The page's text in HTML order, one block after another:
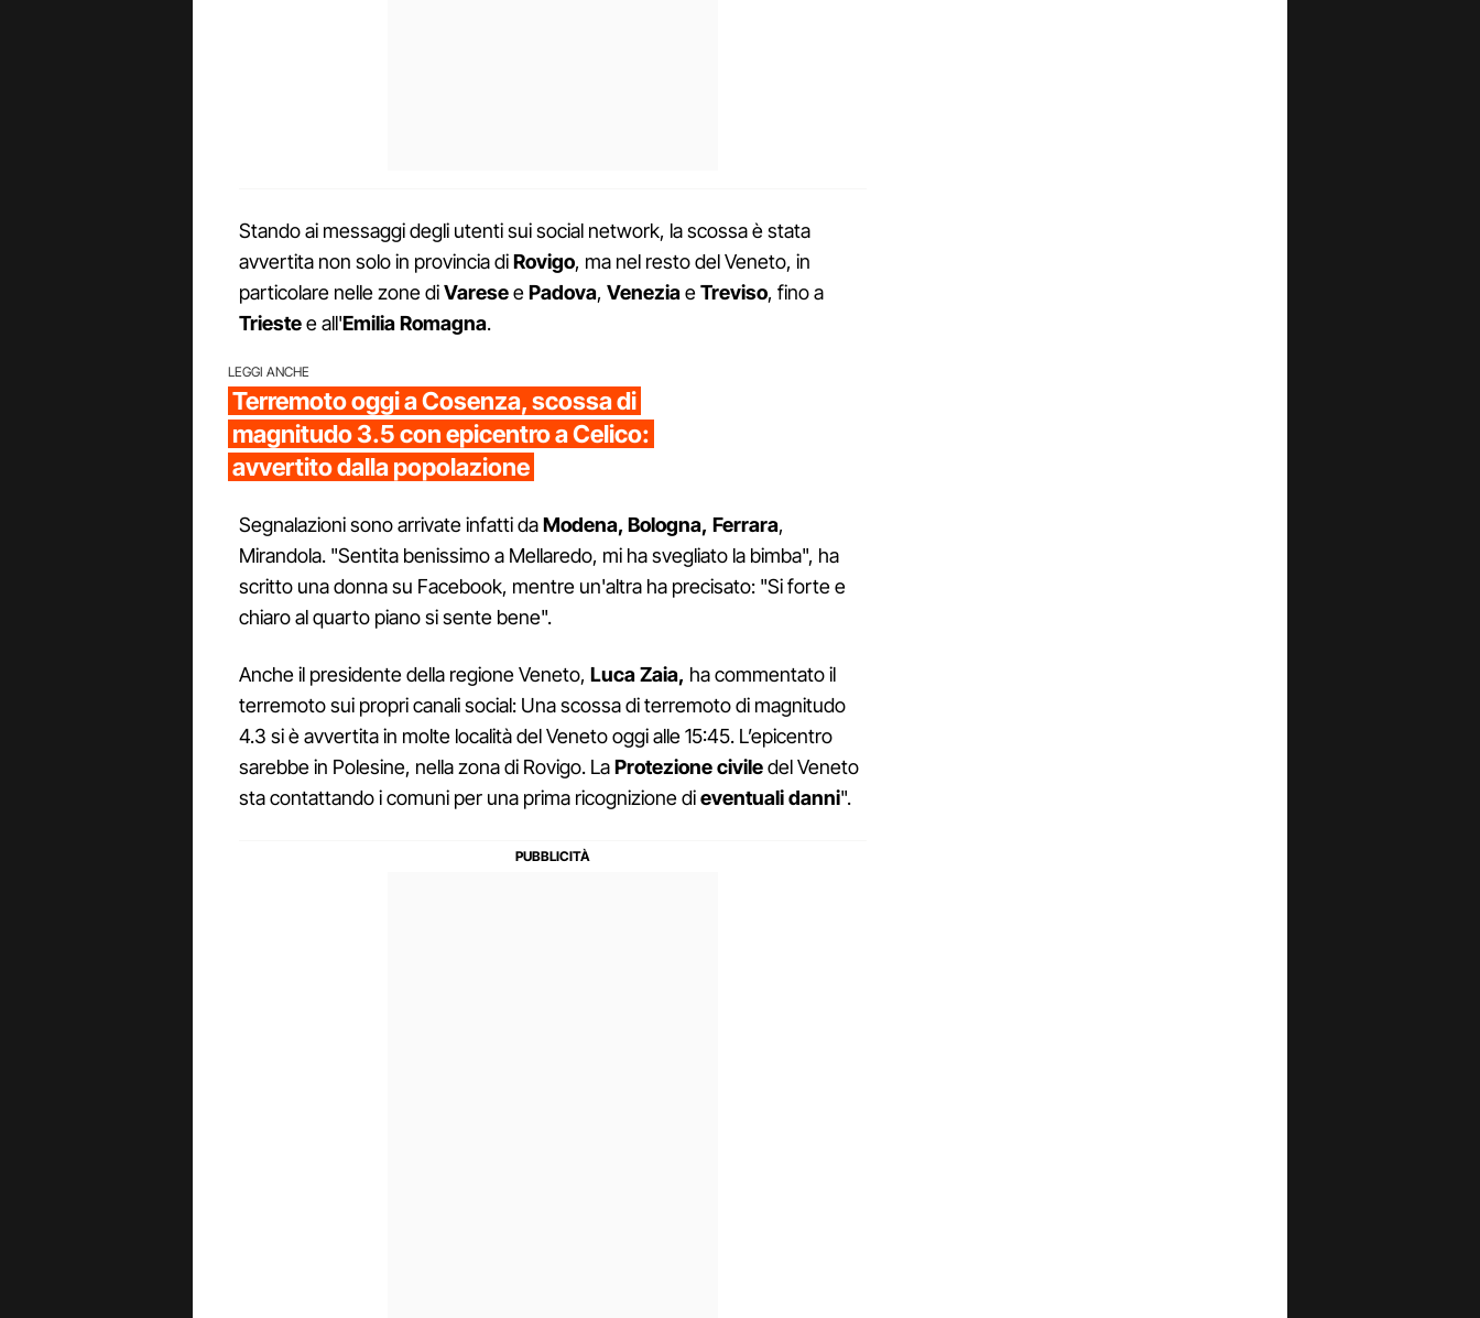
Stando ai messaggi degli utenti sui social network, la scossa è stata
avvertita non solo in provincia diRovigo, ma nel resto del Veneto, in
particolare nelle zone diVareseePadova, VeneziaeTreviso, fino a
Triestee all'Emilia Romagna.
LEGGI ANCHE
Terremoto oggi a Cosenza, scossa di
magnitudo 3.5 con epicentro a Celico:
avvertito dalla popolazione
Segnalazioni sono arrivate infatti daModena, Bologna, Ferrara,
Mirandola. "Sentita benissimo a Mellaredo, mi ha svegliato la bimba", ha
scritto una donna su Facebook, mentre un'altra ha precisato: "Si forte e
chiaro al quarto piano si sente bene".
Anche il presidente della regione Veneto, Luca Zaia, ha commentato il
terremoto sui propri canali social: Una scossa di terremoto di magnitudo
4.3 si è avvertita in molte località del Veneto oggi alle 15:45. L’epicentro
sarebbe in Polesine, nella zona di Rovigo. LaProtezione civiledel Veneto
sta contattando i comuni per una prima ricognizione dieventuali danni".